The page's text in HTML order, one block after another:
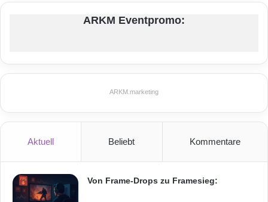
ARKM Eventpromo:
ARKM.marketing
Aktuell Beliebt Kommentare
Von Frame-Drops zu Framesieg: